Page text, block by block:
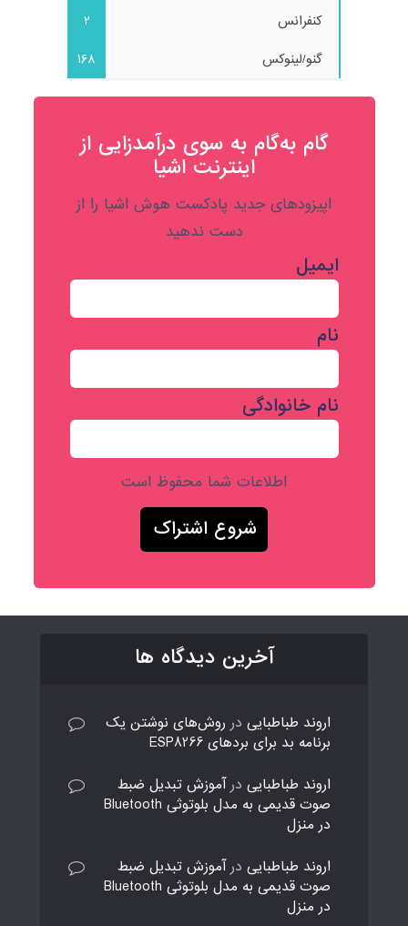
کنفرانس
2
گنو/لینوکس
168
گام به‌گام به‌ سوی درآمدزایی از
اینترنت اشیا
اپیزودهای جدید پادکست هوش اشیا را از
دست ندهید
ایمیل
نام
نام خانوادگی
اطلاعات شما محفوظ است
آخرین دیدگاه ها
اروند طباطبایی در روش‌های نوشتن یک
برنامه بد برای بردهای ESP8266
اروند طباطبایی در آموزش تبدیل ضبط
صوت قدیمی به مدل بلوتوثی Bluetooth
در منزل
اروند طباطبایی در آموزش تبدیل ضبط
صوت قدیمی به مدل بلوتوثی Bluetooth
در منزل